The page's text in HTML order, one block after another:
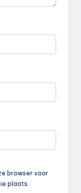
browser voor
plaats.